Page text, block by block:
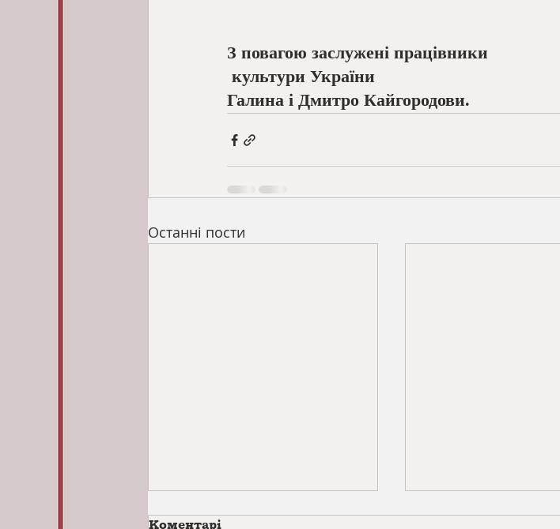
З повагою заслужені працівники
культури України
Галина і Дмитро Кайгородови.
Останні пости
Коментарі